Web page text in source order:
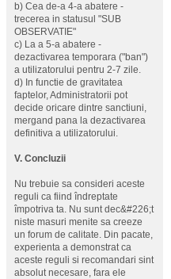
b) Cea de-a 4-a abatere -
trecerea in statusul "SUB
OBSERVATIE"
c) La a 5-a abatere -
dezactivarea temporara ("ban")
a utilizatorului pentru 2-7 zile.
d) In functie de gravitatea
faptelor, Administratorii pot
decide oricare dintre sanctiuni,
mergand pana la dezactivarea
definitiva a utilizatorului.
V. Concluzii
Nu trebuie sa consideri aceste
reguli ca fiind îndreptate
împotriva ta. Nu sunt dec&#226;t
niste masuri menite sa creeze
un forum de calitate. Din pacate,
experienta a demonstrat ca
aceste reguli si recomandari sint
absolut necesare, fara ele